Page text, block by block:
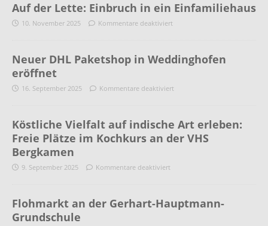
Auf der Lette: Einbruch in ein Einfamiliehaus
10. November 2025 Kommentare deaktiviert
Neuer DHL Paketshop in Weddinghofen
eröffnet
16. September 2025 Kommentare deaktiviert
Köstliche Vielfalt auf indische Art erleben:
Freie Plätze im Kochkurs an der VHS
Bergkamen
9. September 2025 Kommentare deaktiviert
Flohmarkt an der Gerhart-Hauptmann-
Grundschule